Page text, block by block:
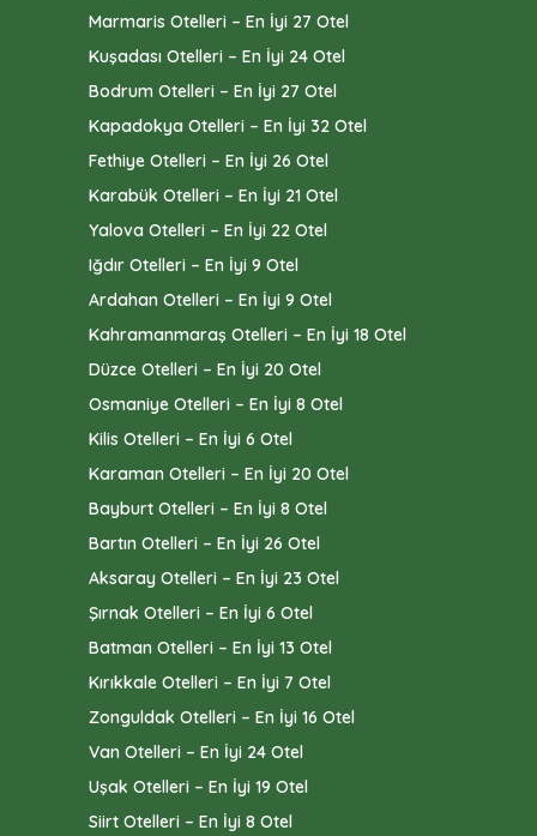
Marmaris Otelleri – En İyi 27 Otel
Kuşadası Otelleri – En İyi 24 Otel
Bodrum Otelleri – En İyi 27 Otel
Kapadokya Otelleri – En İyi 32 Otel
Fethiye Otelleri – En İyi 26 Otel
Karabük Otelleri – En İyi 21 Otel
Yalova Otelleri – En İyi 22 Otel
Iğdır Otelleri – En İyi 9 Otel
Ardahan Otelleri – En İyi 9 Otel
Kahramanmaraş Otelleri – En İyi 18 Otel
Düzce Otelleri – En İyi 20 Otel
Osmaniye Otelleri – En İyi 8 Otel
Kilis Otelleri – En İyi 6 Otel
Karaman Otelleri – En İyi 20 Otel
Bayburt Otelleri – En İyi 8 Otel
Bartın Otelleri – En İyi 26 Otel
Aksaray Otelleri – En İyi 23 Otel
Şırnak Otelleri – En İyi 6 Otel
Batman Otelleri – En İyi 13 Otel
Kırıkkale Otelleri – En İyi 7 Otel
Zonguldak Otelleri – En İyi 16 Otel
Van Otelleri – En İyi 24 Otel
Uşak Otelleri – En İyi 19 Otel
Siirt Otelleri – En İyi 8 Otel